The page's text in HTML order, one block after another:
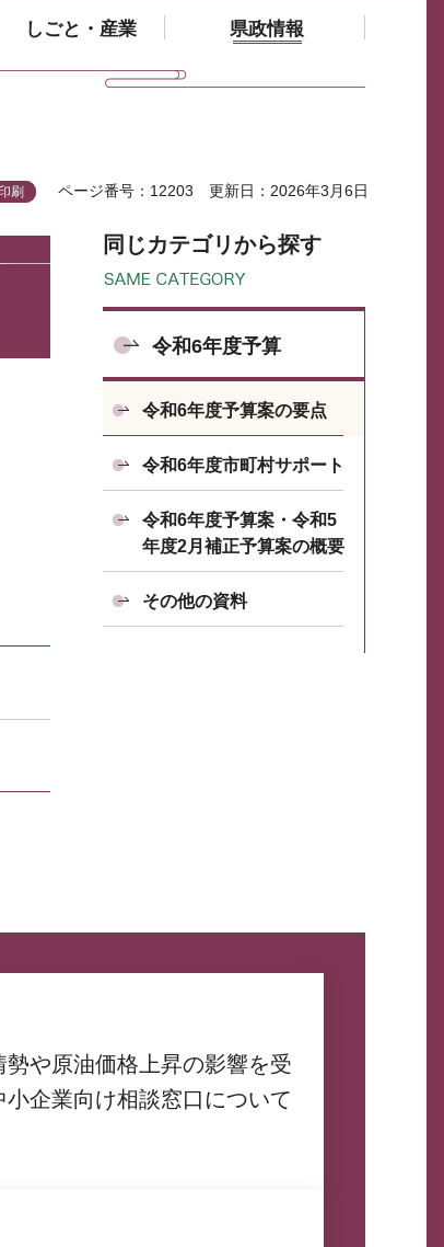
しごと・産業 県政情報
刷 ページ番号：12203 更新日：2026年3月6日
同じカテゴリから探す
令和6年度予算
令和6年度予算案の要点
令和6年度市町村サポート
令和6年度予算案・令和5
年度2月補正予算案の概要
その他の資料
勢や原油価格上昇の影響を受
小企業向け相談窓口について